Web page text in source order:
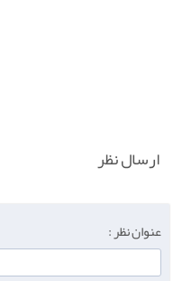
ارسال نظر
عنوان نظر :